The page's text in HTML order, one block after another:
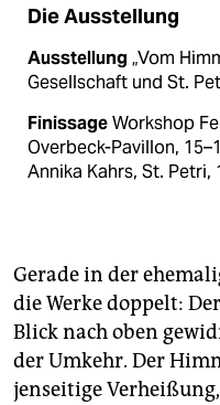
Die Ausstellung
Ausstellung „Vom
Gesellschaft und St.
FinissageWorkshop
Overbeck-Pavillon,
Annika Kahrs, St. Petri,
Gerade in der
die Werke doppelt:
Blick nach oben
der Umkehr. Der
jenseitige